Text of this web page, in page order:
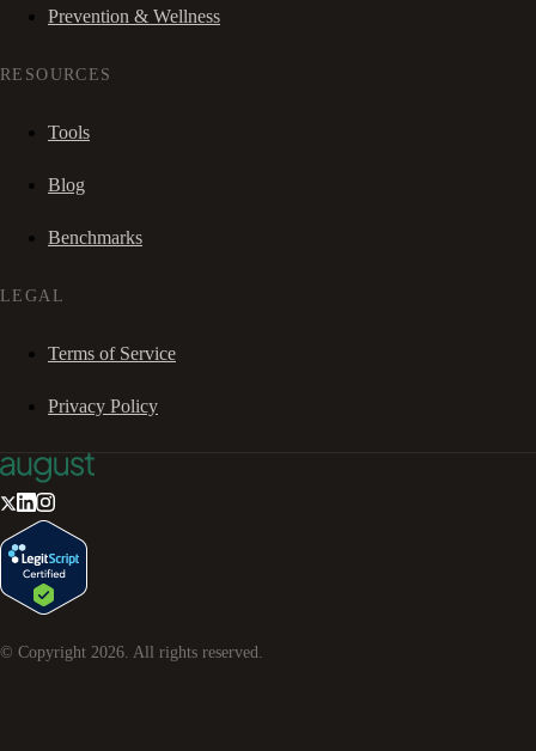
Prevention & Wellness
RESOURCES
Tools
Blog
Benchmarks
LEGAL
Terms of Service
Privacy Policy
© Copyright 2026 . All rights reserved.